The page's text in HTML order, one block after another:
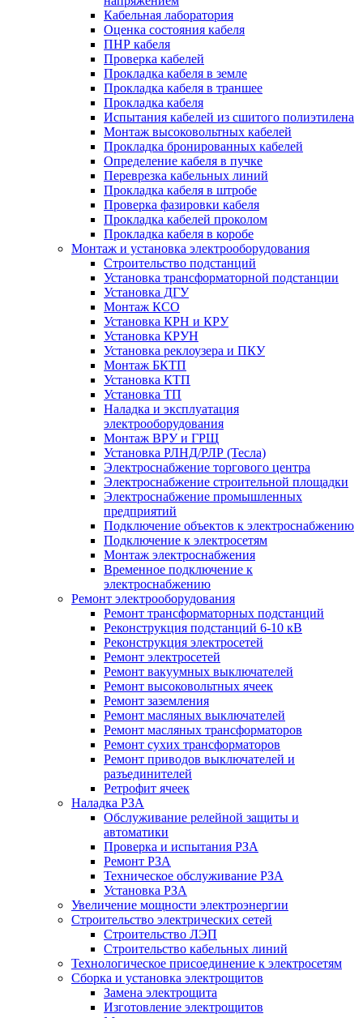
Кабельная лаборатория
Оценка состояния кабеля
ПНР кабеля
Проверка кабелей
Прокладка кабеля в земле
Прокладка кабеля в траншее
Прокладка кабеля
Испытания кабелей из сшитого полиэтилена
Монтаж высоковольтных кабелей
Прокладка бронированных кабелей
Определение кабеля в пучке
Переврезка кабельных линий
Прокладка кабеля в штробе
Проверка фазировки кабеля
Прокладка кабелей проколом
Прокладка кабеля в коробе
Монтаж и установка электрооборудования
Строительство подстанций
Установка трансформаторной подстанции
Установка ДГУ
Монтаж КСО
Установка КРН и КРУ
Установка КРУН
Установка реклоузера и ПКУ
Монтаж БКТП
Установка КТП
Установка ТП
Наладка и эксплуатация
электрооборудования
Монтаж ВРУ и ГРЩ
Установка РЛНД/РЛР (Тесла)
Электроснабжение торгового центра
Электроснабжение строительной площадки
Электроснабжение промышленных
предприятий
Подключение объектов к электроснабжению
Подключение к электросетям
Монтаж электроснабжения
Временное подключение к
электроснабжению
Ремонт электрооборудования
Ремонт трансформаторных подстанций
Реконструкция подстанций 6-10 кВ
Реконструкция электросетей
Ремонт электросетей
Ремонт вакуумных выключателей
Ремонт высоковольтных ячеек
Ремонт заземления
Ремонт масляных выключателей
Ремонт масляных трансформаторов
Ремонт сухих трансформаторов
Ремонт приводов выключателей и
разъединителей
Ретрофит ячеек
Наладка РЗА
Обслуживание релейной защиты и
автоматики
Проверка и испытания РЗА
Ремонт РЗА
Техническое обслуживание РЗА
Установка РЗА
Увеличение мощности электроэнергии
Строительство электрических сетей
Строительство ЛЭП
Строительство кабельных линий
Технологическое присоединение к электросетям
Сборка и установка электрощитов
Замена электрощита
Изготовление электрощитов